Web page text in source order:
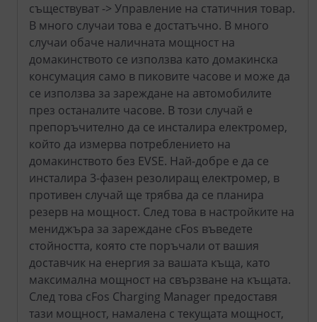
съществуват -> Управление на статичния товар.
В много случаи това е достатъчно. В много
случаи обаче наличната мощност на
домакинството се използва като домакинска
консумация само в пиковите часове и може да
се използва за зареждане на автомобилите
през останалите часове. В този случай е
препоръчително да се инсталира електромер,
който да измерва потреблението на
домакинството без EVSE. Най-добре е да се
инсталира 3-фазен резолиращ електромер, в
противен случай ще трябва да се планира
резерв на мощност. След това в настройките на
мениджъра за зареждане cFos въведете
стойността, която сте поръчали от вашия
доставчик на енергия за вашата къща, като
максимална мощност на свързване на къщата.
След това cFos Charging Manager предоставя
тази мощност, намалена с текущата мощност,